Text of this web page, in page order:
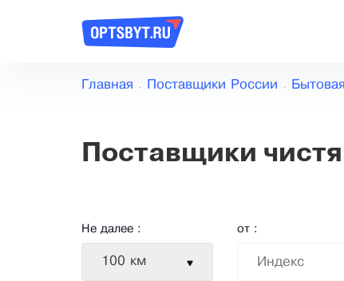
Главная Поставщики России
Поставщики
Не далее :
100 км
от :